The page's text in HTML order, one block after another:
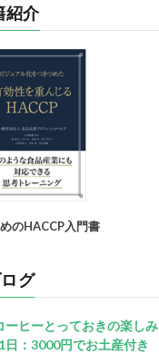
紹介
のHACCP入門書
グ
ーヒーとっておきの楽しみ
：3000円でお土産付き